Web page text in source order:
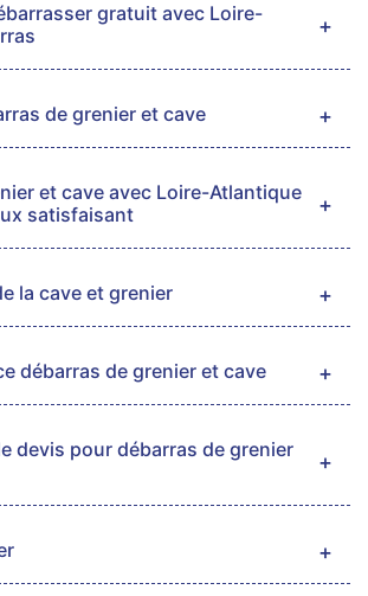
gratuit avec Loire-
de grenier et cave
et cave avec Loire-Atlantique
satisfaisant
la cave et grenier
débarras de grenier et cave
devis pour débarras de grenier